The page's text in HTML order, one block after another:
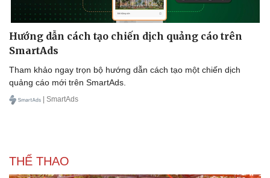
Hướng dẫn cách tạo chiến dịch quảng cáo trên
SmartAds
Tham khảo ngay trọn bộ hướng dẫn cách tạo một chiến dịch
quảng cáo mới trên SmartAds.
| SmartAds
THỂ THAO